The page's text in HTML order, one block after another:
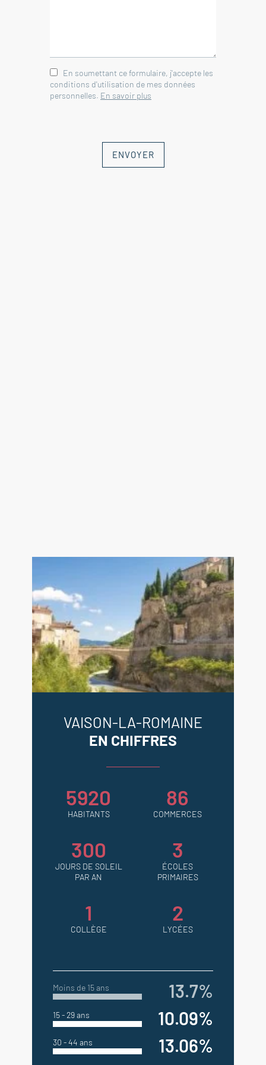
---Local technique 4m²
---Abri voiture 24m²
---Garage 23.5m²
En soumettant ce formulaire, j'accepte les
conditions d'utilisation de mes données
personnelles. En savoir plus
ENVOYER
VAISON-LA-ROMAINE
EN CHIFFRES
5920
HABITANTS
86
COMMERCES
300
JOURS DE SOLEIL
PAR AN
3
ÉCOLES
PRIMAIRES
1
COLLÈGE
2
LYCÉES
Moins de 15 ans 13.7%
15 - 29 ans 10.09%
30 - 44 ans 13.06%